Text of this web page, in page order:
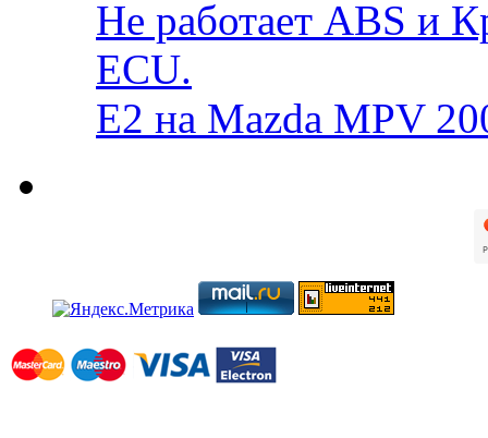
Не работает ABS и
ECU.
E2 на Mazda MPV